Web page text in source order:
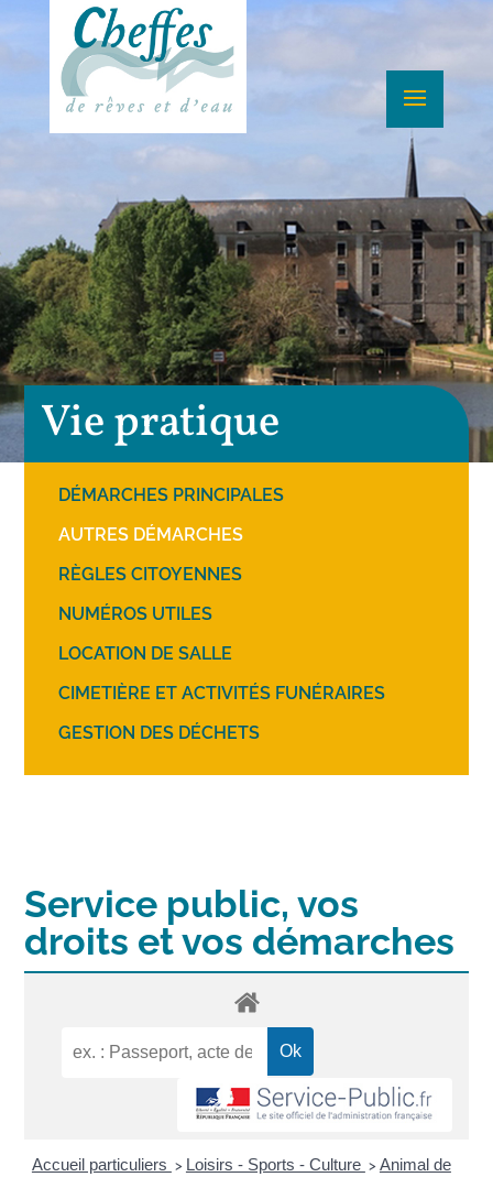
Vie pratique
DÉMARCHES PRINCIPALES
AUTRES DÉMARCHES
RÈGLES CITOYENNES
NUMÉROS UTILES
LOCATION DE SALLE
CIMETIÈRE ET ACTIVITÉS FUNÉRAIRES
GESTION DES DÉCHETS
Service public, vos
droits et vos démarches
Accueil particuliers > Loisirs - Sports - Culture > Animal de